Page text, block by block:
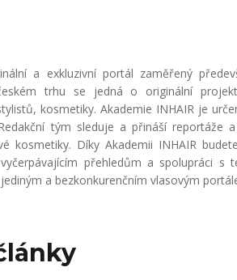
a exkluzivní portál zaměřený
trhu se jedná o originální
kosmetiky. Akademie INHAIR je
tým sleduje a přináší reportáže
kosmetiky. Díky Akademii INHAIR
přehledům a spolupráci s
a bezkonkurenčním vlasovým